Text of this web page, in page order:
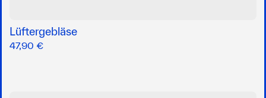
Lüftergebläse
47,90 €